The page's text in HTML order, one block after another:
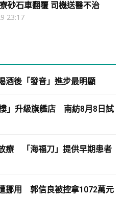
砂石車翻覆 司機送醫不治
23:17
酒後「發音」進步最明顯
」升級旗艦店 南紡8月8日試
療 「海福刀」提供早期患者
挪用 郭信良被控拿1072萬元